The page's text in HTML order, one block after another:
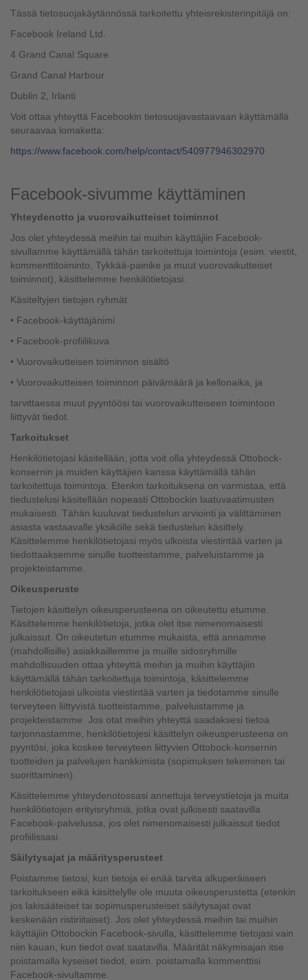
Tässä tietosuojakäytännössä tarkoitettu yhteisrekisterinpitäjä on:
Facebook Ireland Ltd.
4 Grand Canal Square
Grand Canal Harbour
Dublin 2, Irlanti
Voit ottaa yhteyttä Facebookin tietosuojavastaavaan käyttämällä
seuraavaa lomaketta:
https://www.facebook.com/help/contact/540977946302970
Facebook-sivumme käyttäminen
Yhteydenotto ja vuorovaikutteiset toiminnot
Jos olet yhteydessä meihin tai muihin käyttäjiin Facebook-
sivullamme käyttämällä tähän tarkoitettuja toimintoja (esim. viestit,
kommenttitoiminto, Tykkää-painike ja muut vuorovaikutteiset
toiminnot), käsittelemme henkilötietojasi.
Käsiteltyjen tietojen ryhmät
• Facebook-käyttäjänimi
• Facebook-profiilikuva
• Vuorovaikutteisen toiminnon sisältö
• Vuorovaikutteisen toiminnon päivämäärä ja kellonaika, ja
tarvittaessa muut pyyntöösi tai vuorovaikutteiseen toimintoon
liittyvät tiedot.
Tarkoitukset
Henkilötietojasi käsitellään, jotta voit olla yhteydessä Ottobock-
konsernin ja muiden käyttäjien kanssa käyttämällä tähän
tarkoitettuja toimintoja. Etenkin tarkoituksena on varmistaa, että
tiedustelusi käsitellään nopeasti Ottobockin laatuvaatimusten
mukaisesti. Tähän kuuluvat tiedustelun arviointi ja välittäminen
asiasta vastaavalle yksikölle sekä tiedustelun käsittely.
Käsittelemme henkilötietojasi myös ulkoista viestintää varten ja
tiedottaaksemme sinulle tuotteistamme, palveluistamme ja
projekteistamme.
Oikeusperuste
Tietojen käsittelyn oikeusperusteena on oikeutettu etumme.
Käsittelemme henkilötietoja, jotka olet itse nimenomaisesti
julkaissut. On oikeutetun etumme mukaista, että annamme
(mahdollisille) asiakkaillemme ja muille sidosryhmille
mahdollisuuden ottaa yhteyttä meihin ja muihin käyttäjiin
käyttämällä tähän tarkoitettuja toimintoja, käsittelemme
henkilötietojasi ulkoista viestintää varten ja tiedotamme sinulle
terveyteen liittyvistä tuotteistamme, palveluistamme ja
projekteistamme. Jos otat meihin yhteyttä saadaksesi tietoa
tarjonnastamme, henkilötietojesi käsittelyn oikeusperusteena on
pyyntösi, joka koskee terveyteen liittyvien Ottobock-konsernin
tuotteiden ja palvelujen hankkimista (sopimuksen tekeminen tai
suorittaminen).
Käsittelemme yhteydenotossasi annettuja terveystietoja ja muita
henkilötietojen erityisryhmiä, jotka ovat julkisesti saatavilla
Facebook-palvelussa, jos olet nimenomaisesti julkaissut tiedot
profiilissasi.
Säilytysajat ja määritysperusteet
Poistamme tietosi, kun tietoja ei enää tarvita alkuperäiseen
tarkoitukseen eikä käsittelylle ole muuta oikeusperustetta (etenkin
jos lakisääteiset tai sopimusperusteiset säilytysajat ovat
keskenään ristiriitaiset). Jos olet yhteydessä meihin tai muihin
käyttäjiin Ottobockin Facebook-sivulla, käsittelemme tietojasi vain
niin kauan, kun tiedot ovat saatavilla. Määrität näkymisajan itse
poistamalla kyseiset tiedot, esim. poistamalla kommenttisi
Facebook-sivultamme.